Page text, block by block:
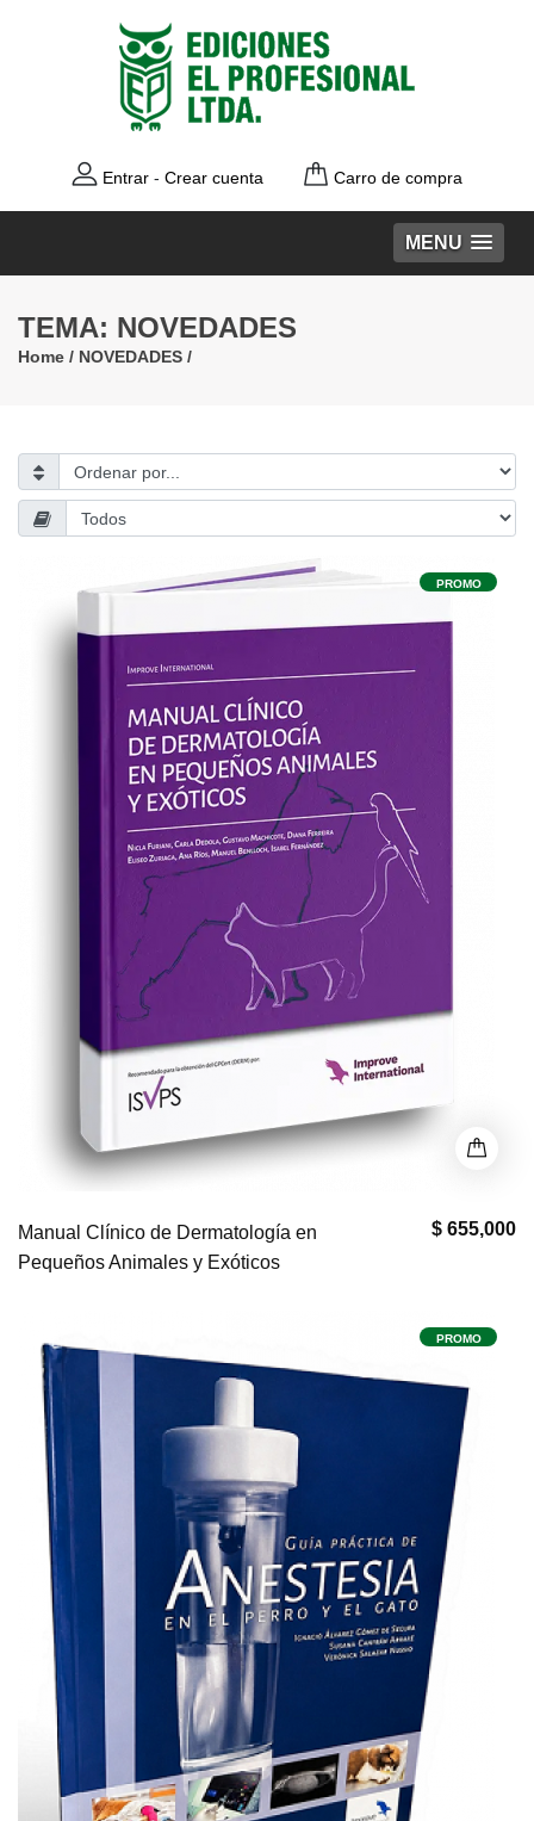
Entrar - Crear cuenta Carro de compra
MENU
TEMA: NOVEDADES
Home / NOVEDADES /
PROMO
$ 655,000
Manual Clínico de Dermatología en
Pequeños Animales y Exóticos
PROMO